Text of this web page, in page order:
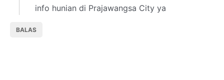
info hunian di Prajawangsa City ya
BALAS